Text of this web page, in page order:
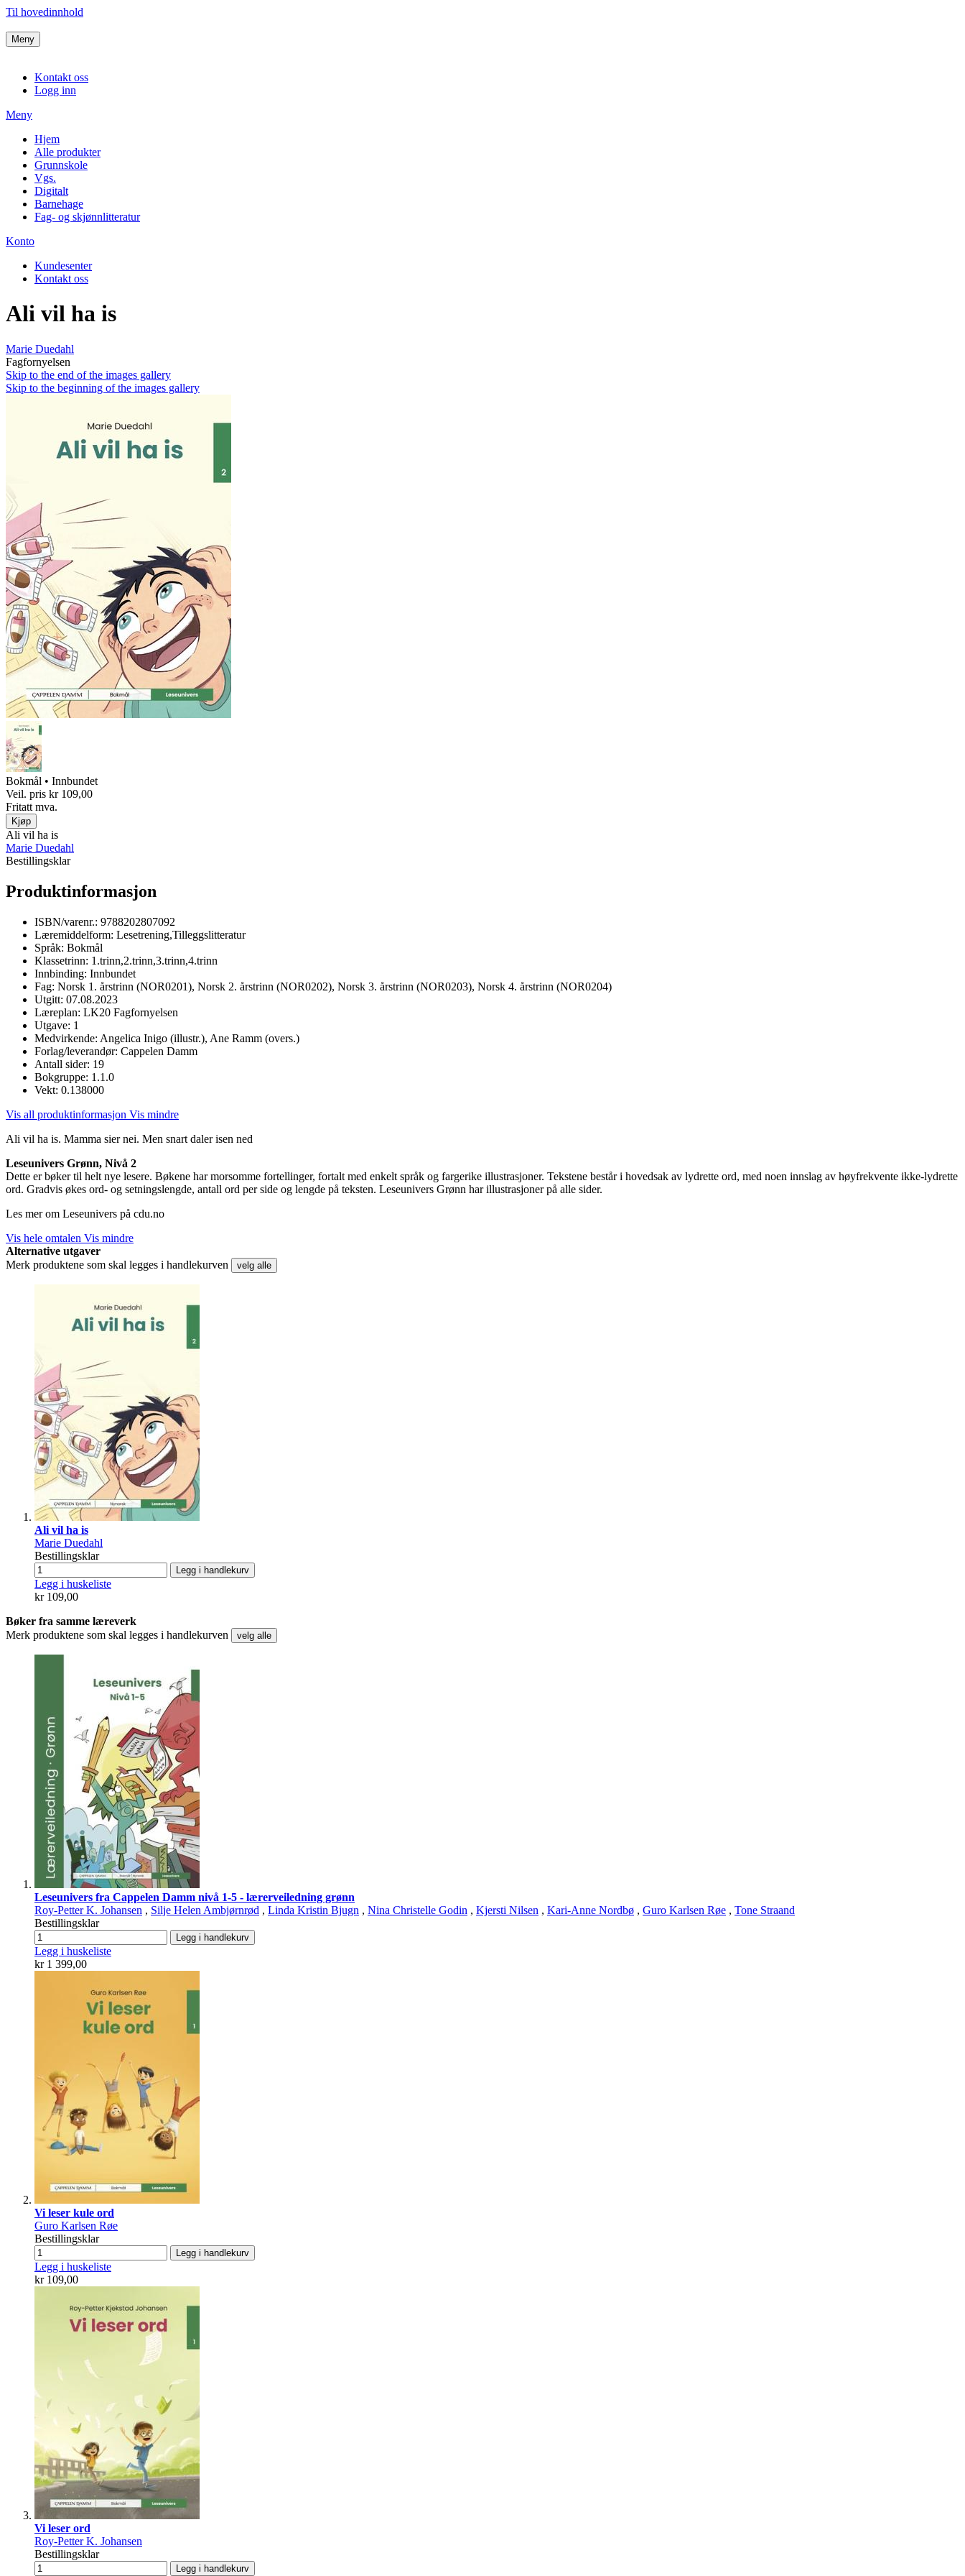
Til hovedinnhold
Meny
Kontakt oss
Logg inn
Meny
Hjem
Alle produkter
Grunnskole
Vgs.
Digitalt
Barnehage
Fag- og skjønnlitteratur
Konto
Kundesenter
Kontakt oss
Ali vil ha is
Marie Duedahl
Fagfornyelsen
Skip to the end of the images gallery
Skip to the beginning of the images gallery
Bokmål • Innbundet
Veil. pris kr 109,00
Fritatt mva.
Kjøp
Ali vil ha is
Marie Duedahl
Bestillingsklar
Produktinformasjon
ISBN/varenr.: 9788202807092
Læremiddelform: Lesetrening,Tilleggslitteratur
Språk: Bokmål
Klassetrinn: 1.trinn,2.trinn,3.trinn,4.trinn
Innbinding: Innbundet
Fag: Norsk 1. årstrinn (NOR0201), Norsk 2. årstrinn (NOR0202), Norsk 3. årstrinn (NOR0203), Norsk 4. årstrinn (NOR0204)
Utgitt: 07.08.2023
Læreplan: LK20 Fagfornyelsen
Utgave: 1
Medvirkende: Angelica Inigo (illustr.), Ane Ramm (overs.)
Forlag/leverandør: Cappelen Damm
Antall sider: 19
Bokgruppe: 1.1.0
Vekt: 0.138000
Vis all produktinformasjon Vis mindre
Ali vil ha is. Mamma sier nei. Men snart daler isen ned
Leseunivers Grønn, Nivå 2
Dette er bøker til helt nye lesere. Bøkene har morsomme fortellinger, fortalt med enkelt språk og fargerike illustrasjoner. Tekstene består i hovedsak av lydrette ord, med noen innslag av høyfrekvente ikke-lydrette
ord. Gradvis økes ord- og setningslengde, antall ord per side og lengde på teksten. Leseunivers Grønn har illustrasjoner på alle sider.
Les mer om Leseunivers på cdu.no
Vis hele omtalen Vis mindre
Alternative utgaver
Merk produktene som skal legges i handlekurven
velg alle
Ali vil ha is
Marie Duedahl
Bestillingsklar
Legg i handlekurv
Legg i huskeliste
kr 109,00
Bøker fra samme læreverk
Merk produktene som skal legges i handlekurven
velg alle
Leseunivers fra Cappelen Damm nivå 1-5 - lærerveiledning grønn
Roy-Petter K. Johansen , Silje Helen Ambjørnrød , Linda Kristin Bjugn , Nina Christelle Godin , Kjersti Nilsen , Kari-Anne Nordbø , Guro Karlsen Røe , Tone Straand
Bestillingsklar
Legg i handlekurv
Legg i huskeliste
kr 1 399,00
Vi leser kule ord
Guro Karlsen Røe
Bestillingsklar
Legg i handlekurv
Legg i huskeliste
kr 109,00
Vi leser ord
Roy-Petter K. Johansen
Bestillingsklar
Legg i handlekurv